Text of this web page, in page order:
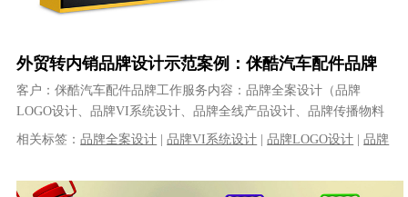
外贸转内销品牌设计示范案例：侎酷汽车配件品牌
全案策略设计
客户：侎酷汽车配件品牌工作服务内容：品牌全案设计（品牌
LOGO设计、品牌VI系统设计、品牌全线产品设计、品牌传播物料
设计等）设计公司：哲仕完成时间：2......
相关标签：品牌全案设计 |品牌VI系统设计 |品牌LOGO设计 |品牌